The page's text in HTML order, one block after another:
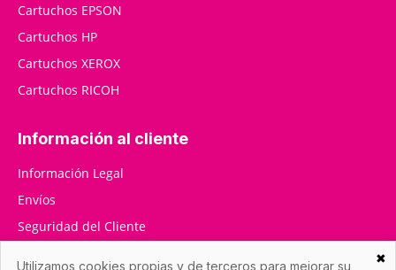
Cartuchos EPSON
Cartuchos HP
Cartuchos XEROX
Cartuchos RICOH
Información al cliente
Información Legal
Envíos
Seguridad del Cliente
✖
Utilizamos cookies propias y de terceros para mejorar su